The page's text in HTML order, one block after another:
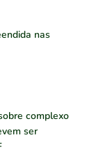
nas
complexo
ser